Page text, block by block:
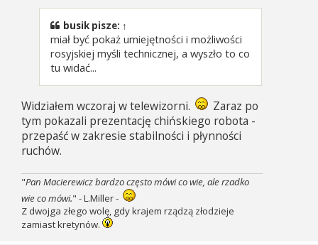
busik pisze: ↑
miał być pokaż umiejętności i możliwości
rosyjskiej myśli technicznej, a wyszło to co
tu widać...
Widziałem wczoraj w telewizorni.
Zaraz po
tym pokazali prezentację chińskiego robota -
przepaść w zakresie stabilności i płynności
ruchów.
"Pan Macierewicz bardzo często mówi co wie, ale rzadko
wie co mówi." - L.Miller -
Z dwojga złego wolę, gdy krajem rządzą złodzieje
zamiast kretynów.